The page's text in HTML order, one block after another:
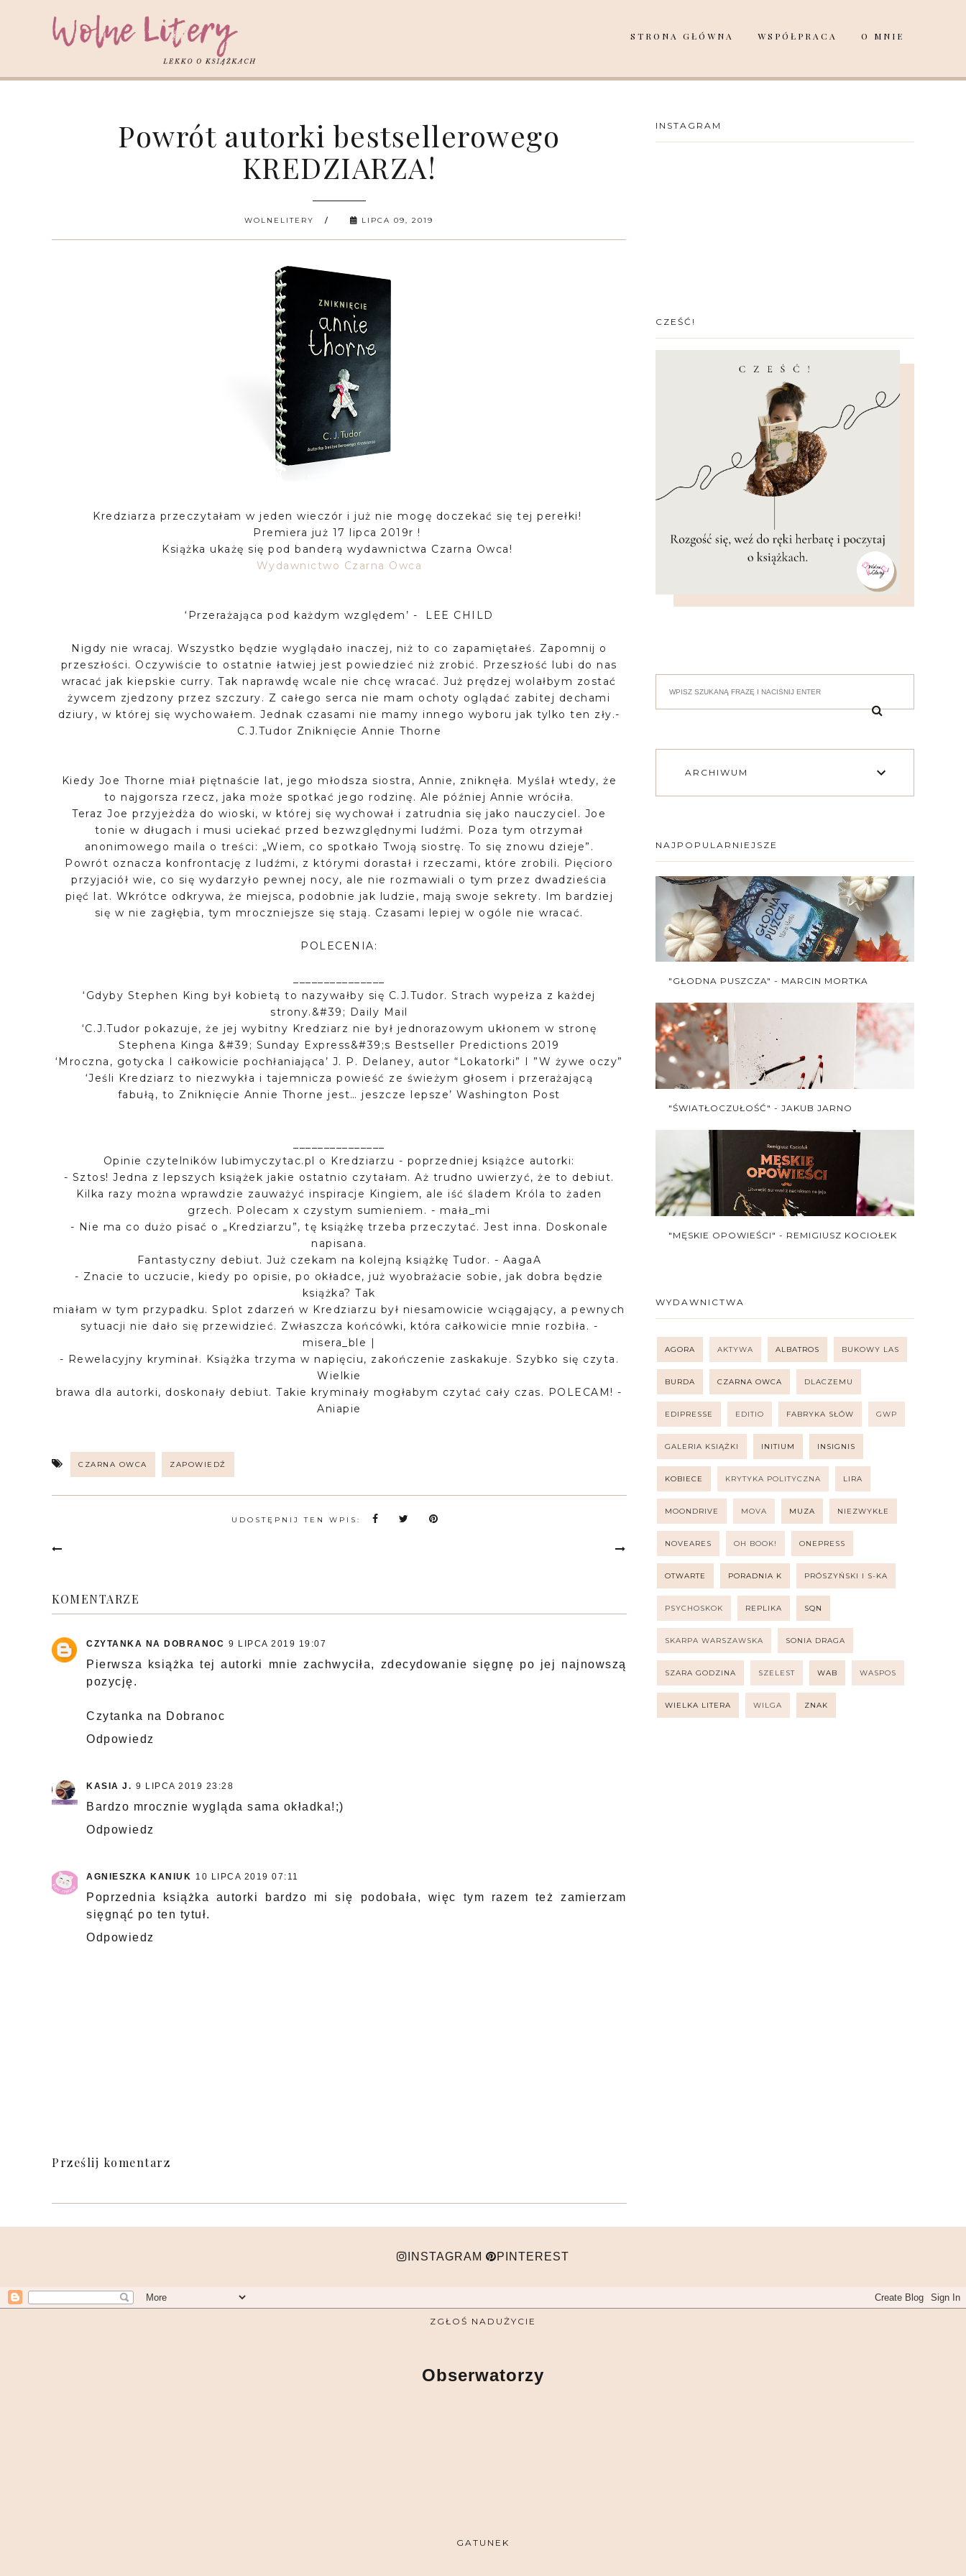
STRONA GŁÓWNA WSPÓŁPRACA O MNIE
Powrót autorki bestsellerowego
KREDZIARZA!
WOLNELITERY LIPCA 09, 2019
Kredziarza przeczytałam w jeden wieczór i już nie mogę doczekać się tej perełki!
Premiera już 17 lipca 2019r !
Książka ukażę się pod banderą wydawnictwa Czarna Owca!
Wydawnictwo Czarna Owca
‘Przerażająca pod każdym względem’ - LEE CHILD
Nigdy nie wracaj. Wszystko będzie wyglądało inaczej, niż to co zapamiętałeś. Zapomnij o
przeszłości. Oczywiście to ostatnie łatwiej jest powiedzieć niż zrobić. Przeszłość lubi do nas
wracać jak kiepskie curry. Tak naprawdę wcale nie chcę wracać. Już prędzej wolałbym zostać
żywcem zjedzony przez szczury. Z całego serca nie mam ochoty oglądać zabitej dechami
dziury, w której się wychowałem. Jednak czasami nie mamy innego wyboru jak tylko ten zły.-
C.J.Tudor Zniknięcie Annie Thorne
Kiedy Joe Thorne miał piętnaście lat, jego młodsza siostra, Annie, zniknęła. Myślał wtedy, że
to najgorsza rzecz, jaka może spotkać jego rodzinę. Ale później Annie wróciła.
Teraz Joe przyjeżdża do wioski, w której się wychował i zatrudnia się jako nauczyciel. Joe
tonie w długach i musi uciekać przed bezwzględnymi ludźmi. Poza tym otrzymał
anonimowego maila o treści: „Wiem, co spotkało Twoją siostrę. To się znowu dzieje”.
Powrót oznacza konfrontację z ludźmi, z którymi dorastał i rzeczami, które zrobili. Pięcioro
przyjaciół wie, co się wydarzyło pewnej nocy, ale nie rozmawiali o tym przez dwadzieścia
pięć lat. Wkrótce odkrywa, że miejsca, podobnie jak ludzie, mają swoje sekrety. Im bardziej
się w nie zagłębia, tym mroczniejsze się stają. Czasami lepiej w ogóle nie wracać.
POLECENIA:
‘Gdyby Stephen King był kobietą to nazywałby się C.J.Tudor. Strach wypełza z każdej
strony.&#39; Daily Mail
‘C.J.Tudor pokazuje, że jej wybitny Kredziarz nie był jednorazowym ukłonem w stronę
Stephena Kinga &#39; Sunday Express&#39;s Bestseller Predictions 2019
‘Mroczna, gotycka I całkowicie pochłaniająca’ J. P. Delaney, autor “Lokatorki” I ”W żywe oczy”
‘Jeśli Kredziarz to niezwykła i tajemnicza powieść ze świeżym głosem i przerażającą
fabułą, to Zniknięcie Annie Thorne jest… jeszcze lepsze’ Washington Post
Opinie czytelników lubimyczytac.pl o Kredziarzu - poprzedniej książce autorki:
- Sztos! Jedna z lepszych książek jakie ostatnio czytałam. Aż trudno uwierzyć, że to debiut.
Kilka razy można wprawdzie zauważyć inspiracje Kingiem, ale iść śladem Króla to żaden
grzech. Polecam x czystym sumieniem. - mała_mi
- Nie ma co dużo pisać o „Kredziarzu”, tę książkę trzeba przeczytać. Jest inna. Doskonale
napisana.
Fantastyczny debiut. Już czekam na kolejną książkę Tudor. - AagaA
- Znacie to uczucie, kiedy po opisie, po okładce, już wyobrażacie sobie, jak dobra będzie
książka? Tak
miałam w tym przypadku. Splot zdarzeń w Kredziarzu był niesamowicie wciągający, a pewnych
sytuacji nie dało się przewidzieć. Zwłaszcza końcówki, która całkowicie mnie rozbiła. -
misera_ble |
- Rewelacyjny kryminał. Książka trzyma w napięciu, zakończenie zaskakuje. Szybko się czyta.
Wielkie
brawa dla autorki, doskonały debiut. Takie kryminały mogłabym czytać cały czas. POLECAM! -
Aniapie
CZARNA OWCA ZAPOWIEDŹ
UDOSTĘPNIJ TEN WPIS:
KOMENTARZE
CZYTANKA NA DOBRANOC 9 LIPCA 2019 19:07
Pierwsza książka tej autorki mnie zachwyciła, zdecydowanie sięgnę po jej najnowszą
pozycję.
Czytanka na Dobranoc
Odpowiedz
KASIA J. 9 LIPCA 2019 23:28
Bardzo mrocznie wygląda sama okładka!;)
Odpowiedz
AGNIESZKA KANIUK 10 LIPCA 2019 07:11
Poprzednia książka autorki bardzo mi się podobała, więc tym razem też zamierzam
sięgnąć po ten tytuł.
Odpowiedz
Prześlij komentarz
INSTAGRAM
CZEŚĆ!
ARCHIWUM
NAJPOPULARNIEJSZE
"GŁODNA PUSZCZA" - MARCIN MORTKA
"ŚWIATŁOCZUŁOŚĆ" - JAKUB JARNO
"MĘSKIE OPOWIEŚCI" - REMIGIUSZ KOCIOŁEK
WYDAWNICTWA
AGORA AKTYWA ALBATROS BUKOWY LAS
BURDA CZARNA OWCA DLACZEMU
EDIPRESSE EDITIO FABRYKA SŁÓW GWP
GALERIA KSIĄŻKI INITIUM INSIGNIS
KOBIECE KRYTYKA POLITYCZNA LIRA
MOONDRIVE MOVA MUZA NIEZWYKŁE
NOVEARES OH BOOK! ONEPRESS
OTWARTE PORADNIA K PRÓSZYŃSKI I S-KA
PSYCHOSKOK REPLIKA SQN
SKARPA WARSZAWSKA SONIA DRAGA
SZARA GODZINA SZELEST WAB WASPOS
WIELKA LITERA WILGA ZNAK
INSTAGRAM PINTEREST
ZGŁOŚ NADUŻYCIE
Obserwatorzy
GATUNEK